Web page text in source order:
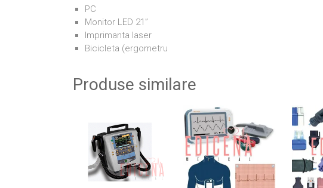
PC
Monitor LED 21”
Imprimanta laser
Bicicleta (ergometru
Produse similare